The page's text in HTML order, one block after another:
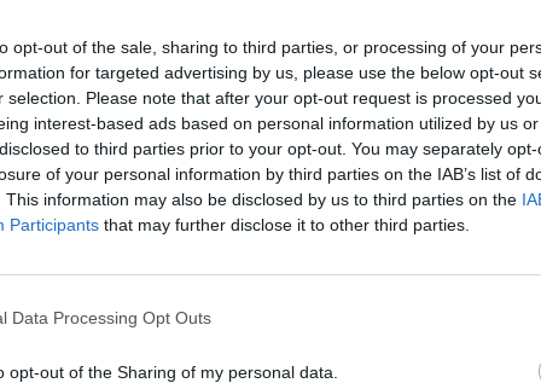
opt-out of the sale, sharing to third parties, or processing of your
for targeted advertising by us, please use the below opt-out
selection. Please note that after your opt-out request is processed
interest-based ads based on personal information utilized by us
to third parties prior to your opt-out. You may separately
of your personal information by third parties on the IAB’s list of
This information may also be disclosed by us to third parties on the
Participants that may further disclose it to other third parties.
Data Processing Opt Outs
opt-out of the Sharing of my personal data.
πως διαθέτει η κυβέρνηση Biden καθώς
να ανταποκριθεί στην κρίση, η οποία έχει
καθυστερήσεις στην παραγωγή
συσκευών. Η έλλειψη chip είναι, επίσης,
μοχλός για τον υψηλότερο πληθωρισμό.
απόθεμα μειώθηκε από 40 ημέρες σε
για σφάλματα, είπε η Raimondo.
διακοπή για τους κατασκευαστές του
θα μπορούσε να οδηγήσει σε παύση
της παραγωγής στις Η.Π.Α.